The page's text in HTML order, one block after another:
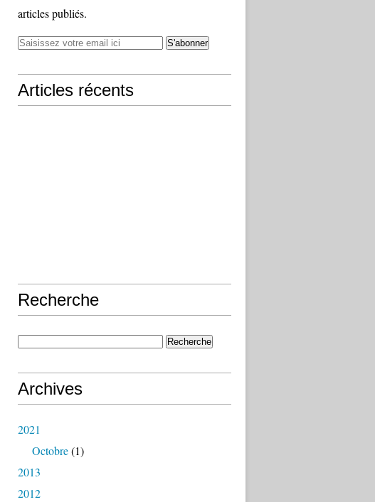
articles publiés.
Articles récents
Recherche
Archives
2021
Octobre(1)
2013
2012